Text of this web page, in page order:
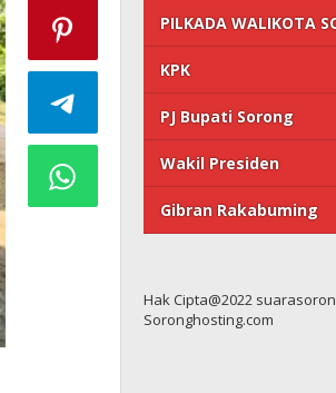
PILKADA WALIKOTA
KPK
PJ Bupati Sorong
Wakil Presiden
Gibran Rakabuming
Hak Cipta@2022
Soronghosting.com